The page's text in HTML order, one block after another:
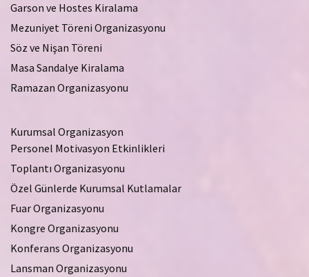
Garson ve Hostes Kiralama
Mezuniyet Töreni Organizasyonu
Söz ve Nişan Töreni
Masa Sandalye Kiralama
Ramazan Organizasyonu
Kurumsal Organizasyon
Personel Motivasyon Etkinlikleri
Toplantı Organizasyonu
Özel Günlerde Kurumsal Kutlamalar
Fuar Organizasyonu
Kongre Organizasyonu
Konferans Organizasyonu
Lansman Organizasyonu